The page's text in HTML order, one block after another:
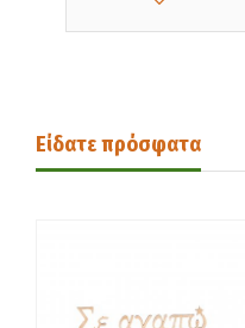
Είδατε πρόσφατα